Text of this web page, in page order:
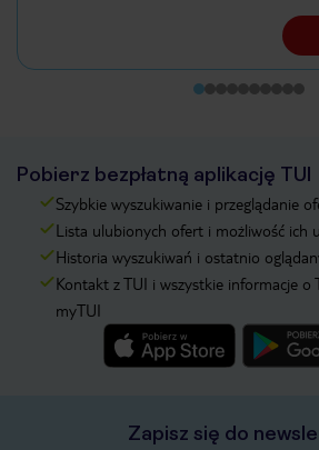
Pobierz bezpłatną aplikację TUI
Szybkie wyszukiwanie i przeglądanie
Lista ulubionych ofert i możliwość ich
Historia wyszukiwań i ostatnio
Kontakt z TUI i wszystkie informacje o
myTUI
Zapisz się do